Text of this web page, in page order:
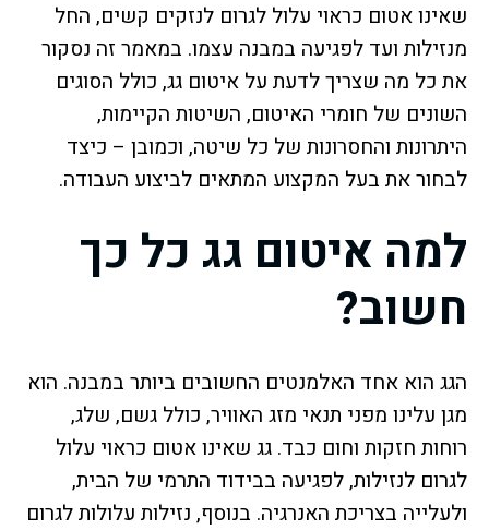
שאינו אטום כראוי עלול לגרום לנזקים קשים, החל
מנזילות ועד לפגיעה במבנה עצמו. במאמר זה נסקור
את כל מה שצריך לדעת על איטום גג, כולל הסוגים
השונים של חומרי האיטום, השיטות הקיימות,
היתרונות והחסרונות של כל שיטה, וכמובן – כיצד
לבחור את בעל המקצוע המתאים לביצוע העבודה.
למה איטום גג כל כך
חשוב?
הגג הוא אחד האלמנטים החשובים ביותר במבנה. הוא
מגן עלינו מפני תנאי מזג האוויר, כולל גשם, שלג,
רוחות חזקות וחום כבד. גג שאינו אטום כראוי עלול
לגרום לנזילות, לפגיעה בבידוד התרמי של הבית,
ולעלייה בצריכת האנרגיה. בנוסף, נזילות עלולות לגרום